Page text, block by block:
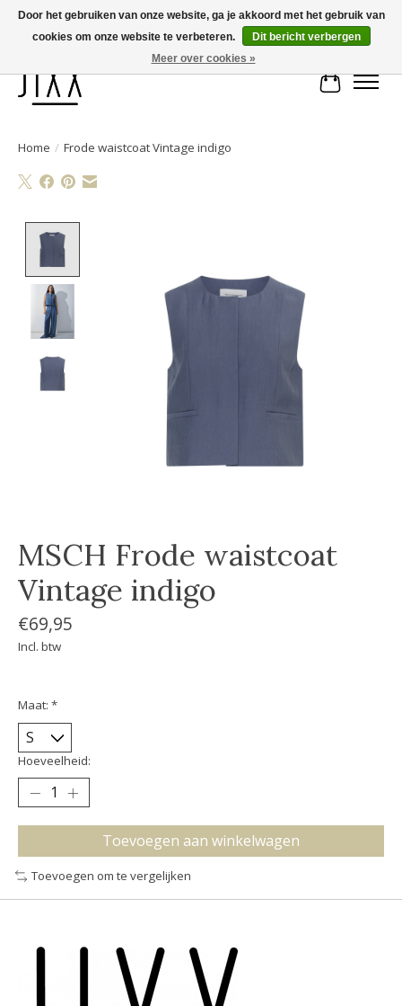
Voor 14.00 uur besteld, vandaag verstuurd | Gratis verzending vanaf € 75
Home / Frode waistcoat Vintage indigo
MSCH Frode waistcoat
Vintage indigo
€69,95
Incl. btw
Maat: *
Hoeveelheid:
Toevoegen aan winkelwagen
Toevoegen om te vergelijken
Door het gebruiken van onze website, ga je akkoord met het gebruik van
cookies om onze website te verbeteren.
Dit bericht verbergen
Meer over cookies »